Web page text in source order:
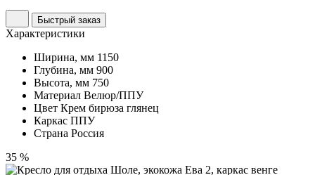
Быстрый заказ
Характеристики
Ширина, мм 1150
Глубина, мм 900
Высота, мм 750
Материал Велюр/ППУ
Цвет Крем бирюза глянец
Каркас ППУ
Страна Россия
35 %